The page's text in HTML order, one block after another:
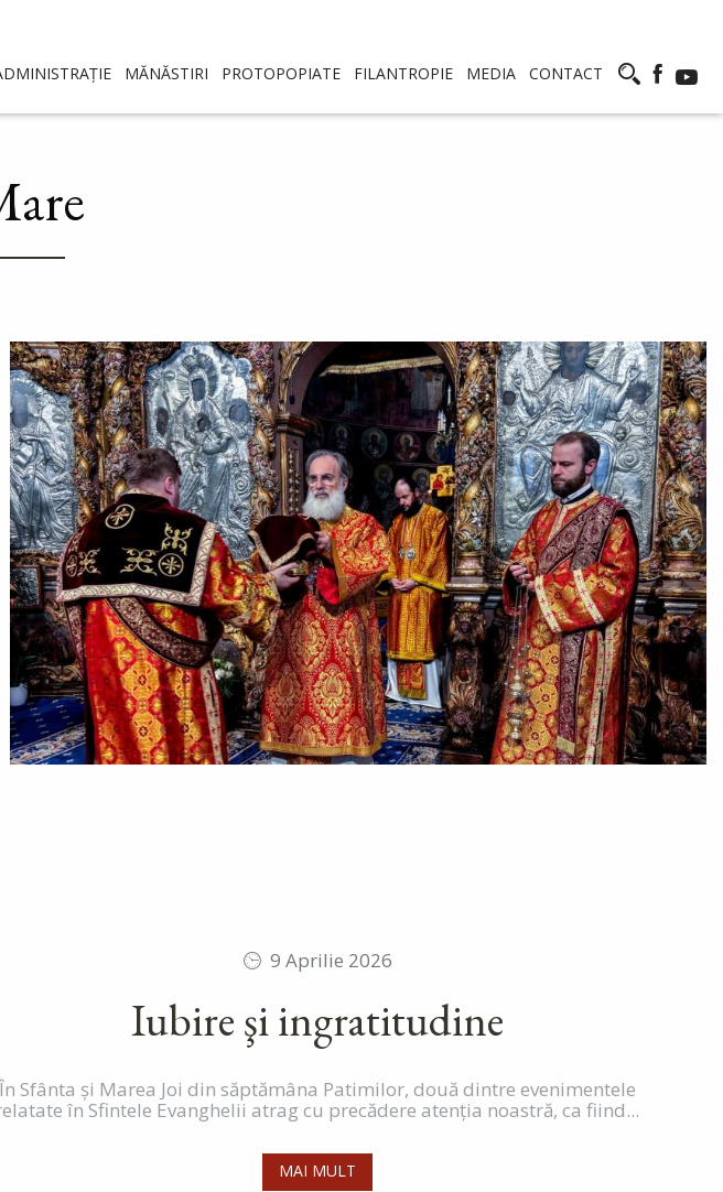
MĂNĂSTIRI PROTOPOPIATE FILANTROPIE MEDIA CONTACT
9 Aprilie 2026
Iubire şi ingratitudine
În Sfânta şi Marea Joi din săptămâna Patimilor, două dintre evenimentele
în Sfintele Evanghelii atrag cu precădere atenţia noastră, ca fiind...
MAI MULT